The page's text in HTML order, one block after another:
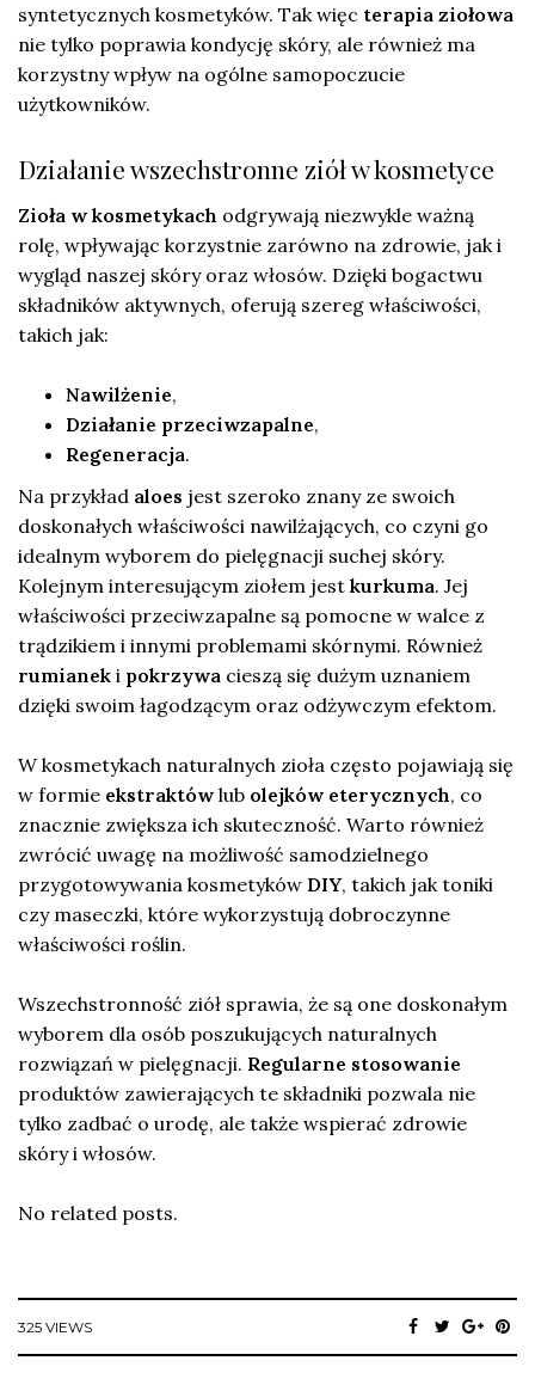
syntetycznych kosmetyków. Tak więc terapia ziołowa
nie tylko poprawia kondycję skóry, ale również ma
korzystny wpływ na ogólne samopoczucie
użytkowników.
Działanie wszechstronne ziół w kosmetyce
Zioła w kosmetykach odgrywają niezwykle ważną
rolę, wpływając korzystnie zarówno na zdrowie, jak i
wygląd naszej skóry oraz włosów. Dzięki bogactwu
składników aktywnych, oferują szereg właściwości,
takich jak:
Nawilżenie,
Działanie przeciwzapalne,
Regeneracja.
Na przykład aloes jest szeroko znany ze swoich
doskonałych właściwości nawilżających, co czyni go
idealnym wyborem do pielęgnacji suchej skóry.
Kolejnym interesującym ziołem jest kurkuma. Jej
właściwości przeciwzapalne są pomocne w walce z
trądzikiem i innymi problemami skórnymi. Również
rumianek i pokrzywa cieszą się dużym uznaniem
dzięki swoim łagodzącym oraz odżywczym efektom.
W kosmetykach naturalnych zioła często pojawiają się
w formie ekstraktów lub olejków eterycznych, co
znacznie zwiększa ich skuteczność. Warto również
zwrócić uwagę na możliwość samodzielnego
przygotowywania kosmetyków DIY, takich jak toniki
czy maseczki, które wykorzystują dobroczynne
właściwości roślin.
Wszechstronność ziół sprawia, że są one doskonałym
wyborem dla osób poszukujących naturalnych
rozwiązań w pielęgnacji. Regularne stosowanie
produktów zawierających te składniki pozwala nie
tylko zadbać o urodę, ale także wspierać zdrowie
skóry i włosów.
No related posts.
325 VIEWS